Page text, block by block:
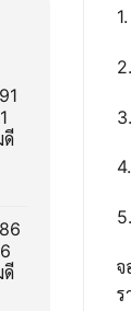
ดี
ดี
จ
ร